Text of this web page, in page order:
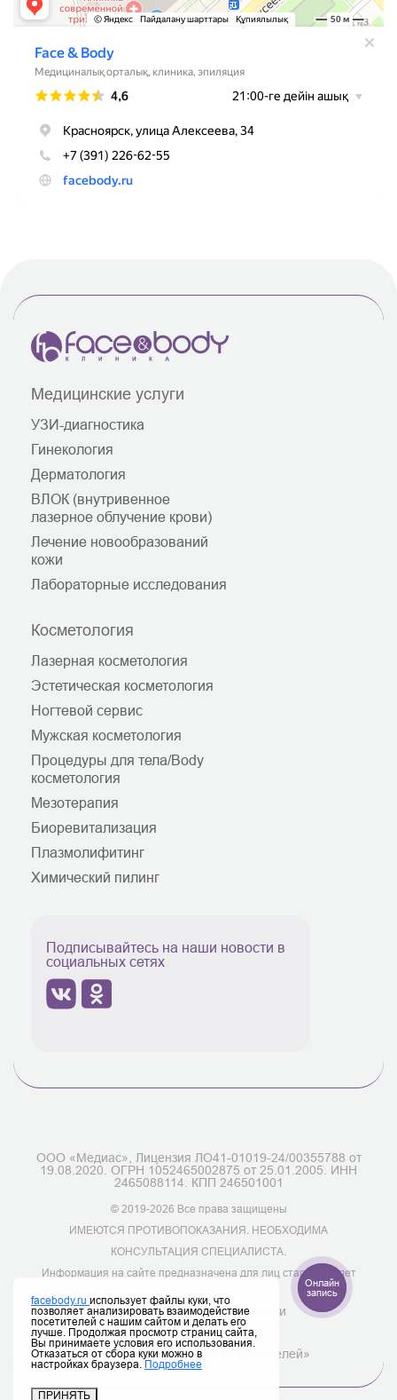
Медицинские услуги
УЗИ-диагностика
Гинекология
Дерматология
ВЛОК (внутривенное
лазерное облучение крови)
Лечение новообразований
кожи
Лабораторные исследования
Косметология
Лазерная косметология
Эстетическая косметология
Ногтевой сервис
Мужская косметология
Процедуры для тела/Body
косметология
Мезотерапия
Биоревитализация
Плазмолифитинг
Химический пилинг
Подписывайтесь на наши новости в
социальных сетях
ООО «Медиас», Лицензия ЛО41-01019-24/00355788 от
19.08.2020. ОГРН 1052465002875 от 25.01.2005. ИНН
2465088114. КПП 246501001
© 2019-2026 Все права защищены
ИМЕЮТСЯ ПРОТИВОПОКАЗАНИЯ. НЕОБХОДИМА
КОНСУЛЬТАЦИЯ СПЕЦИАЛИСТА.
Информация на сайте предназначена для лиц старше 18 лет
Политика конфиденциальности
Полный перечень услуг
Закон «О защите прав потребителей»
Онлайн
запись
facebody.ru использует файлы куки, что
позволяет анализировать взаимодействие
посетителей с нашим сайтом и делать его
лучше. Продолжая просмотр страниц сайта,
Вы принимаете условия его использования.
Отказаться от сбора куки можно в
настройках браузера. Подробнее
ПРИНЯТЬ